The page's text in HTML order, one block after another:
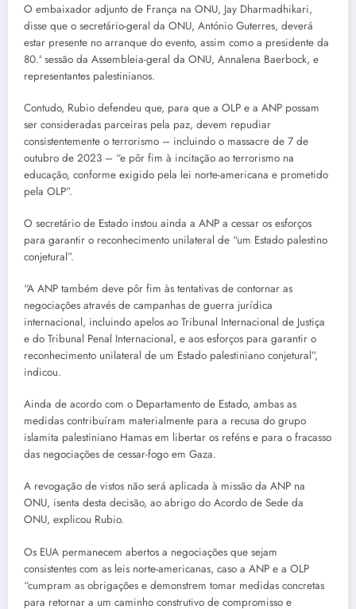
O embaixador adjunto de França na ONU, Jay Dharmadhikari,
disse que o secretário-geral da ONU, António Guterres, deverá
estar presente no arranque do evento, assim como a presidente da
80.ª sessão da Assembleia-geral da ONU, Annalena Baerbock, e
representantes palestinianos.
Contudo, Rubio defendeu que, para que a OLP e a ANP possam
ser consideradas parceiras pela paz, devem repudiar
consistentemente o terrorismo – incluindo o massacre de 7 de
outubro de 2023 – “e pôr fim à incitação ao terrorismo na
educação, conforme exigido pela lei norte-americana e prometido
pela OLP”.
O secretário de Estado instou ainda a ANP a cessar os esforços
para garantir o reconhecimento unilateral de “um Estado palestino
conjetural”.
“A ANP também deve pôr fim às tentativas de contornar as
negociações através de campanhas de guerra jurídica
internacional, incluindo apelos ao Tribunal Internacional de Justiça
e do Tribunal Penal Internacional, e aos esforços para garantir o
reconhecimento unilateral de um Estado palestiniano conjetural”,
indicou.
Ainda de acordo com o Departamento de Estado, ambas as
medidas contribuíram materialmente para a recusa do grupo
islamita palestiniano Hamas em libertar os reféns e para o fracasso
das negociações de cessar-fogo em Gaza.
A revogação de vistos não será aplicada à missão da ANP na
ONU, isenta desta decisão, ao abrigo do Acordo de Sede da
ONU, explicou Rubio.
Os EUA permanecem abertos a negociações que sejam
consistentes com as leis norte-americanas, caso a ANP e a OLP
“cumpram as obrigações e demonstrem tomar medidas concretas
para retornar a um caminho construtivo de compromisso e